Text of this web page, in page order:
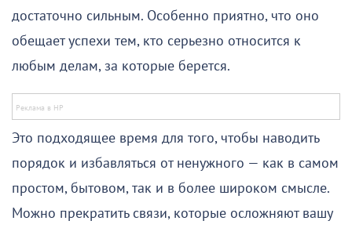
достаточно сильным. Особенно приятно, что оно
обещает успехи тем, кто серьезно относится к
любым делам, за которые берется.
Это подходящее время для того, чтобы наводить
порядок и избавляться от ненужного — как в самом
простом, бытовом, так и в более широком смысле.
Можно прекратить связи, которые осложняют вашу